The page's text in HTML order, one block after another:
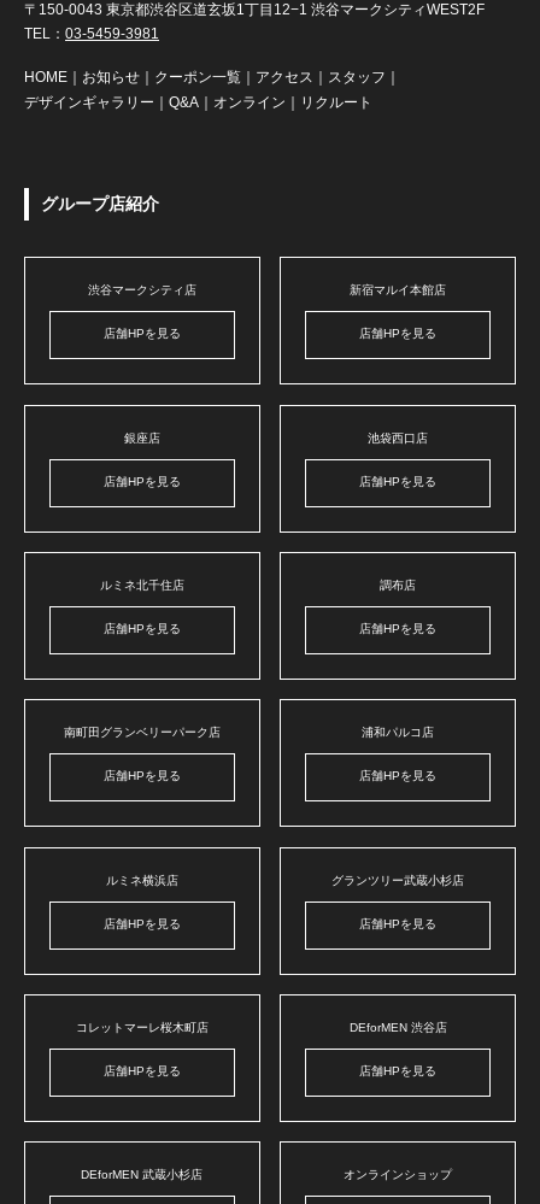
〒150-0043 東京都渋谷区道玄坂1丁目12−1 渋谷マークシティWEST2F
TEL： 03-5459-3981
HOME お知らせ クーポン一覧 アクセス スタッフ
デザインギャラリー
Q&A オンライン リクルート
グループ店紹介
渋谷マークシティ店
店舗HPを見る
新宿マルイ本館店
店舗HPを見る
銀座店
店舗HPを見る
池袋西口店
店舗HPを見る
ルミネ北千住店
店舗HPを見る
調布店
店舗HPを見る
南町田グランベリーパーク店
店舗HPを見る
浦和パルコ店
店舗HPを見る
ルミネ横浜店
店舗HPを見る
グランツリー武蔵小杉店
店舗HPを見る
コレットマーレ桜木町店
店舗HPを見る
DEforMEN 渋谷店
店舗HPを見る
DEforMEN 武蔵小杉店 オンラインショップ